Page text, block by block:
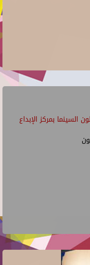
بمركز الإبداع